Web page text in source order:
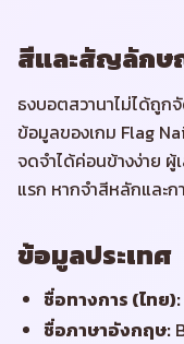
สีและสัญลัก
ธงบอตสวานาไม่ได้ถู
ข้อมูลของเกม Flag
จดจำได้ค่อนข้างง่าย
แรก หากจำสีหลักและ
ข้อมูลประเทศ
ชื่อทางการ (ไทย):
ชื่อภาษาอังกฤษ: